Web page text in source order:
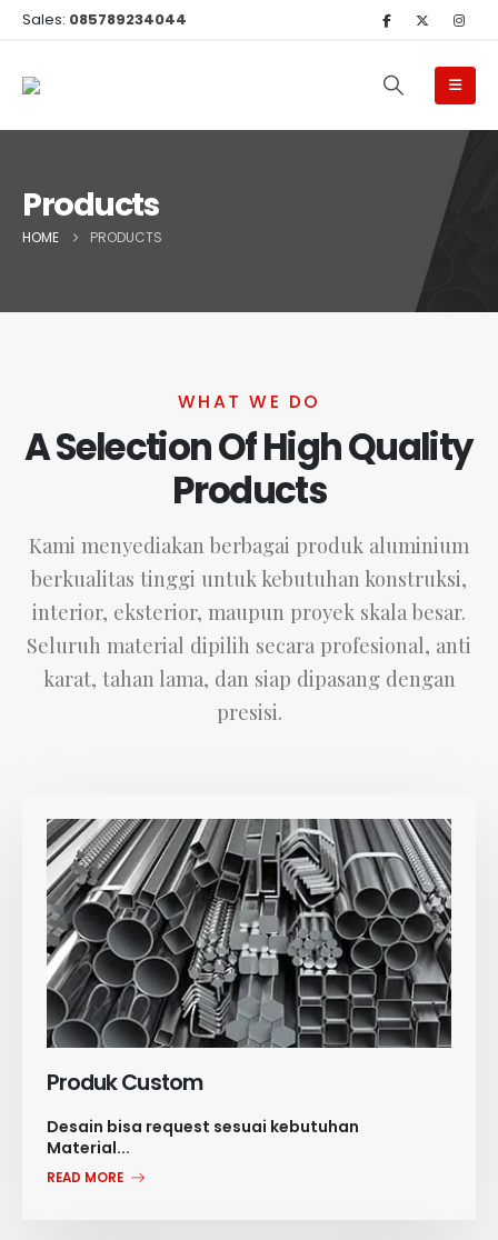
Sales: 085789234044
Products
HOME PRODUCTS
WHAT WE DO
A Selection Of High Quality
Products
Kami menyediakan berbagai produk aluminium
berkualitas tinggi untuk kebutuhan konstruksi,
interior, eksterior, maupun proyek skala besar.
Seluruh material dipilih secara profesional, anti
karat, tahan lama, dan siap dipasang dengan
presisi.
Produk Custom
Desain bisa request sesuai kebutuhan
Material...
READ MORE